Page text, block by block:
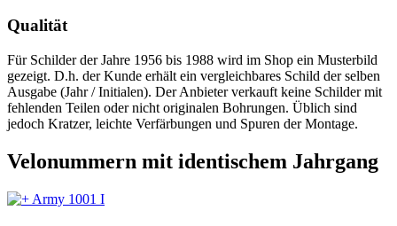
Qualität
Für Schilder der Jahre 1956 bis 1988 wird im Shop ein Musterbild
gezeigt. D.h. der Kunde erhält ein vergleichbares Schild der selben
Ausgabe (Jahr / Initialen). Der Anbieter verkauft keine Schilder mit
fehlenden Teilen oder nicht originalen Bohrungen. Üblich sind
jedoch Kratzer, leichte Verfärbungen und Spuren der Montage.
Velonummern mit identischem Jahrgang